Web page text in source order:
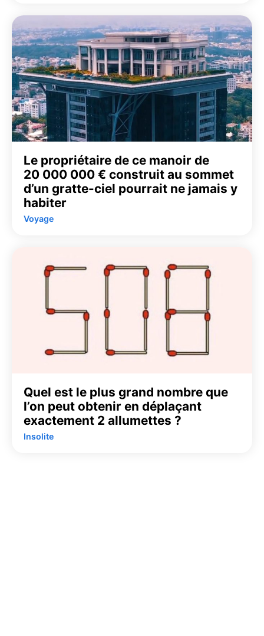
Le propriétaire de ce manoir de
20 000 000 € construit au sommet
d’un gratte-ciel pourrait ne jamais y
habiter
Voyage
Quel est le plus grand nombre que
l’on peut obtenir en déplaçant
exactement 2 allumettes ?
Insolite